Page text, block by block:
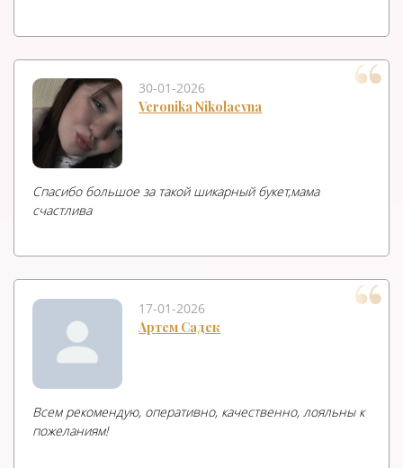
30-01-2026
Veronika Nikolaevna
Спасибо большое за такой шикарный букет,мама
счастлива
17-01-2026
Артем Садек
Всем рекомендую, оперативно, качественно, лояльны к
пожеланиям!